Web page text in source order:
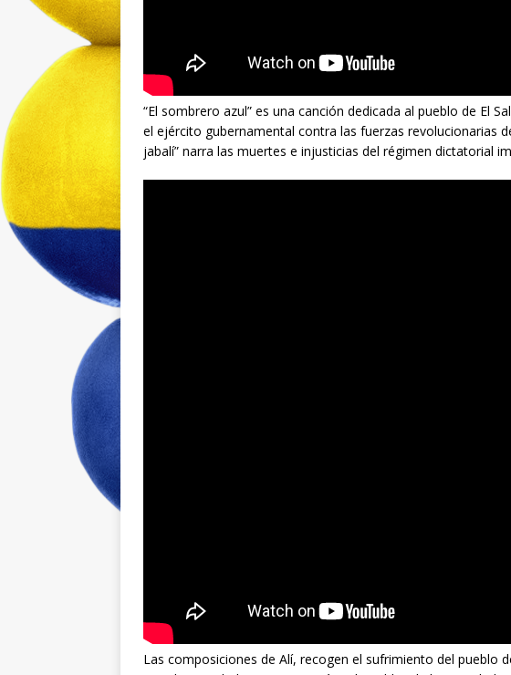
“El sombrero azul” es una canción dedicada al pueblo de El
el ejército gubernamental contra las fuerzas revolucionarias
jabalí” narra las muertes e injusticias del régimen dictatorial
Las composiciones de Alí, recogen el sufrimiento del pueblo